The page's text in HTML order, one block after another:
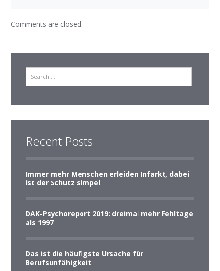
Comments are closed.
Recent Posts
Immer mehr Menschen erleiden Infarkt, dabei
ist der Schutz simpel
DAK-Psychoreport 2019: dreimal mehr Fehltage
als 1997
Das ist die häufigste Ursache für
Berufsunfähigkeit